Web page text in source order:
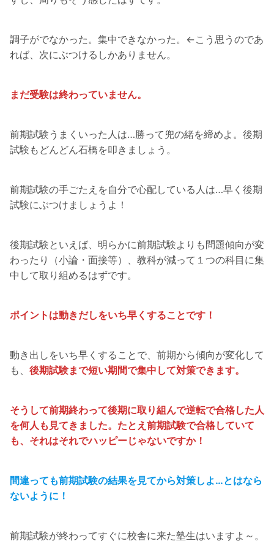
調子がでなかった。集中できなかった。←こう思うのであ
れば、次にぶつけるしかありません。
まだ受験は終わっていません。
前期試験うまくいった人は…勝って兜の緒を締めよ。後期
試験もどんどん石橋を叩きましょう。
前期試験の手ごたえを自分で心配している人は…早く後期
試験にぶつけましょうよ！
後期試験といえば、明らかに前期試験よりも問題傾向が変
わったり（小論・面接等）、教科が減って１つの科目に集
中して取り組めるはずです。
ポイントは動きだしをいち早くすることです！
動き出しをいち早くすることで、前期から傾向が変化して
も、 後期試験まで短い期間で集中して対策できます。
そうして前期終わって後期に取り組んで逆転で合格した人
を何人も見てきました。たとえ前期試験で合格していて
も、それはそれでハッピーじゃないですか！
間違っても前期試験の結果を見てから対策しよ…とはなら
ないように！
前期試験が終わってすぐに校舎に来た塾生はいますよ～。